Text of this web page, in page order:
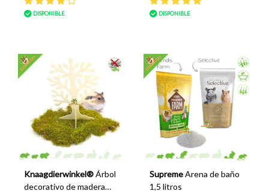
DISPONIBLE DISPONIBLE
Knaagdierwinkel® Árbol
decorativo de madera
Supreme Arena de baño
1,5 litros